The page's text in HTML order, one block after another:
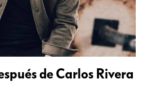
de Carlos Rivera